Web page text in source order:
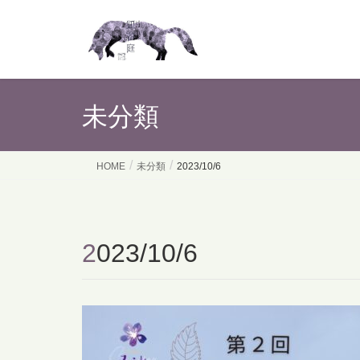
未分類
HOME 未分類 2023/10/6
2023/10/6